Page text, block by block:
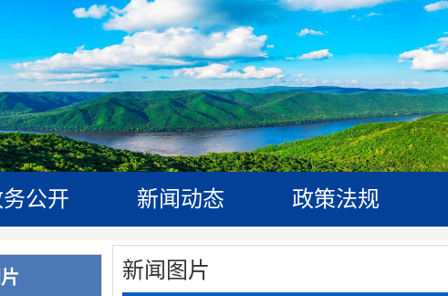
公开 新闻动态 政策法规
新闻图片